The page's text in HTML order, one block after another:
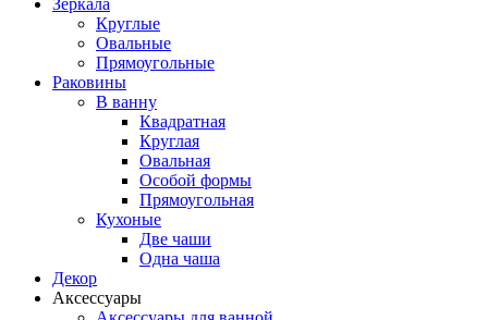
Зеркала
Круглые
Овальные
Прямоугольные
Раковины
В ванну
Квадратная
Круглая
Овальная
Особой формы
Прямоугольная
Кухоные
Две чаши
Одна чаша
Декор
Аксессуары